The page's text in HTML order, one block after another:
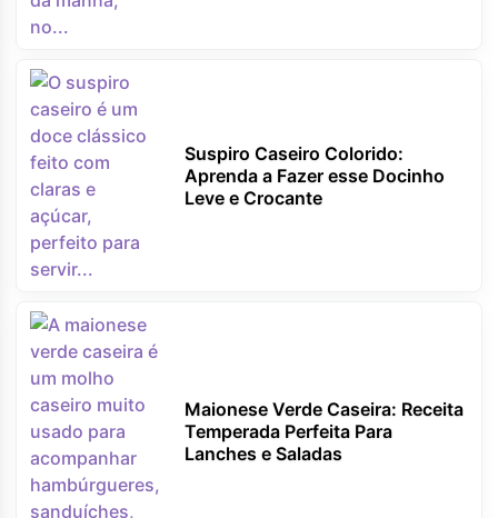
Suspiro Caseiro Colorido:
Aprenda a Fazer esse Docinho
Leve e Crocante
Maionese Verde Caseira: Receita
Temperada Perfeita Para
Lanches e Saladas